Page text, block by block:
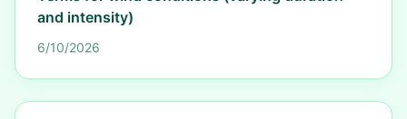
and intensity)
6/10/2026